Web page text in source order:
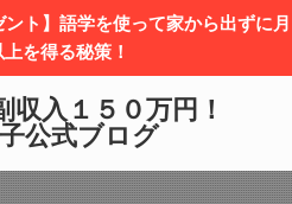
ト】語学を使って家から出ずに月
を得る秘策！
入１５０万円！
公式ブログ